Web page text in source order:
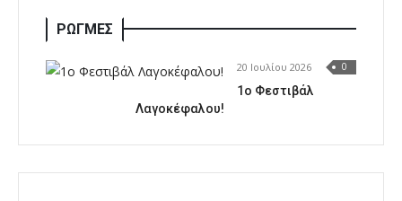
ΡΩΓΜΕΣ
20 Ιουλίου 2026 0
1o Φεστιβάλ
Λαγοκέφαλου!